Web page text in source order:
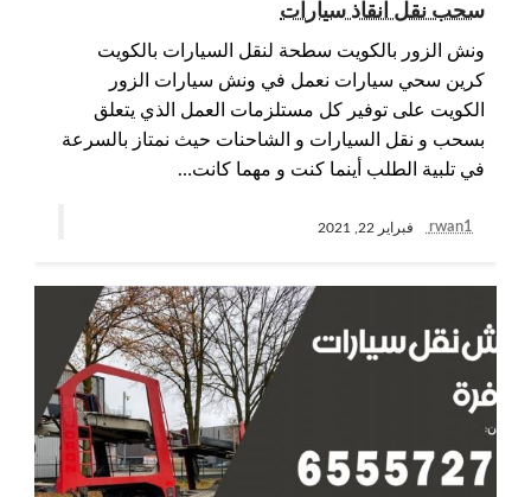
سحب نقل انقاذ سيارات
ونش الزور بالكويت سطحة لنقل السيارات بالكويت
كرين سحي سيارات نعمل في ونش سيارات الزور
الكويت على توفير كل مستلزمات العمل الذي يتعلق
بسحب و نقل السيارات و الشاحنات حيث نمتاز بالسرعة
في تلبية الطلب أينما كنت و مهما كانت…
rwan1 فبراير 22, 2021